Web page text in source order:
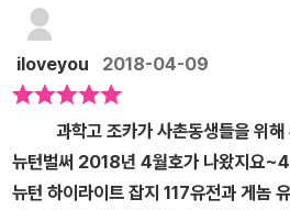
이들 기술은 어떤 가능성을 감추고 있을
길 수 있는 문제점은 무엇일까? 이러한
떤 준비를 하고 있는지에 대해서도 설명한다. 협력 고노 다카
隆志 / 일본 국립암연구센터 연구소 게
학 박사 구보 미치아키 久保充明 / 일
과학연구센터 부센터장, 의학 박사 기
류큐(瑠球) 대학 대학원 의학연구과 인
iloveyou 2018-04-09
과학고 조카가 사촌동생들을 위해
뉴턴벌써 2018년 4월호가 나왔지요~4
뉴턴 하이라이트 잡지 117유전과 게놈